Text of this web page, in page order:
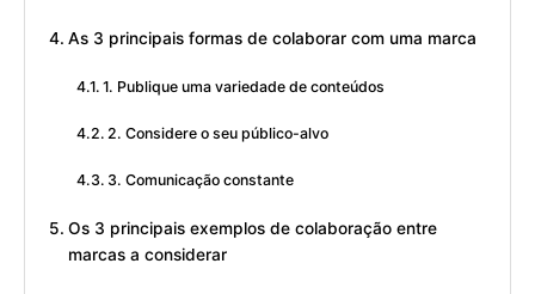
As 3 principais formas de colaborar com uma marca
1. Publique uma variedade de conteúdos
2. Considere o seu público-alvo
3. Comunicação constante
Os 3 principais exemplos de colaboração entre
marcas a considerar